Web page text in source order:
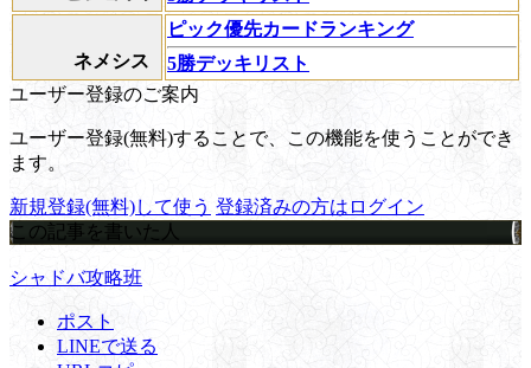
ネメシス
ピック優先カードランキング
5勝デッキリスト
ユーザー登録のご案内
ユーザー登録(無料)することで、この機能を使うことができ
ます。
新規登録(無料)して使う 登録済みの方はログイン
この記事を書いた人
シャドバ攻略班
ポスト
LINEで送る